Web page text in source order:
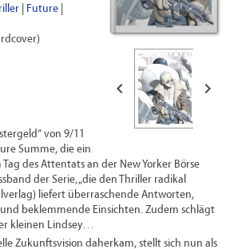
 
Future
von 9/11
Summe, die ein
des Attentats an der New Yorker Börse
der Serie, „die den Thriller radikal
liefert überraschende Antworten,
beklemmende Einsichten. Zudem schlägt
kleinen Lindsey…
Zukunftsvision daherkam, stellt sich nun als